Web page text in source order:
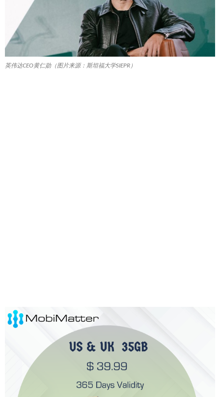
英伟达CEO黄仁勋（图片来源：斯坦福大学SIEPR）